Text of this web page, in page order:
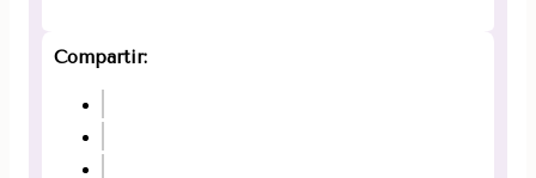
Compartir: